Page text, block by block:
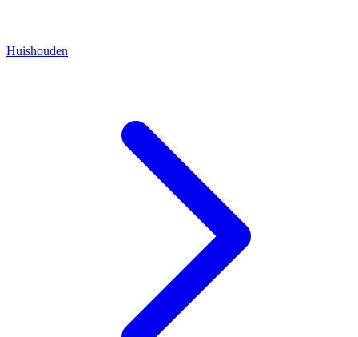
Huishouden